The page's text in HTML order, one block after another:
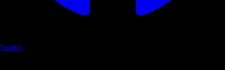
Twitter